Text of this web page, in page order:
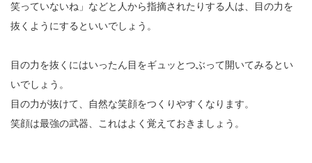
笑っていないね」などと人から指摘されたりする人は、目の力を
抜くようにするといいでしょう。
目の力を抜くにはいったん目をギュッとつぶって開いてみるとい
いでしょう。
目の力が抜けて、自然な笑顔をつくりやすくなります。
笑顔は最強の武器、これはよく覚えておきましょう。